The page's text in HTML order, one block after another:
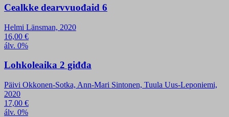
Cealkke dearvvuođaid 6
Helmi Länsman, 2020
16,00 €
álv. 0%
Lohkoleaika 2 giđđa
Päivi Okkonen-Sotka, Ann-Mari Sintonen, Tuula Uus-Leponiemi,
2020
17,00 €
álv. 0%